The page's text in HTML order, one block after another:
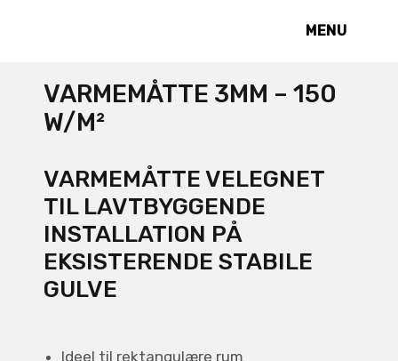
MENU
VARMEMÅTTE 3MM – 150
W/M²
VARMEMÅTTE VELEGNET
TIL LAVTBYGGENDE
INSTALLATION PÅ
EKSISTERENDE STABILE
GULVE
Ideel til rektangulære rum